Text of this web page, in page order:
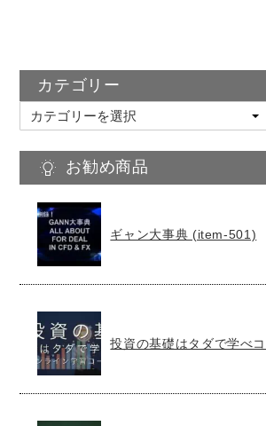
カテゴリー
カ
テ
ゴ
ー
お勧め商品
ギャン大事典 (item-501)
投資の基礎はタダで学べ